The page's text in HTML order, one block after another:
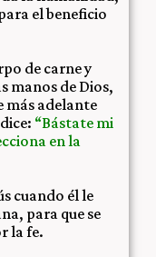
el beneficio
de carne y
manos de Dios,
más adelante
“Bástate mi
en la
cuando él le
para que se
la fe.